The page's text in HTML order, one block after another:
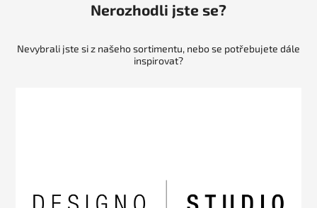
Nerozhodli jste se?
Nevybrali jste si z našeho sortimentu, nebo se potřebujete dále
inspirovat?